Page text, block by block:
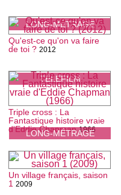
LONG-MÉTRAGE
TÉLÉFILM
Qu'est-ce qu'on va faire
de toi ? 2012
LONG-MÉTRAGE
Triple cross : La
Fantastique histoire vraie
d'Eddie Chapman 1966
Un village français, saison
1 2009